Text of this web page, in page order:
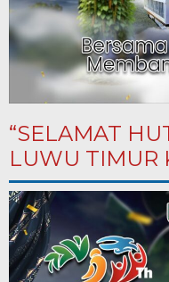
“SELAMAT
LUWU TIMUR